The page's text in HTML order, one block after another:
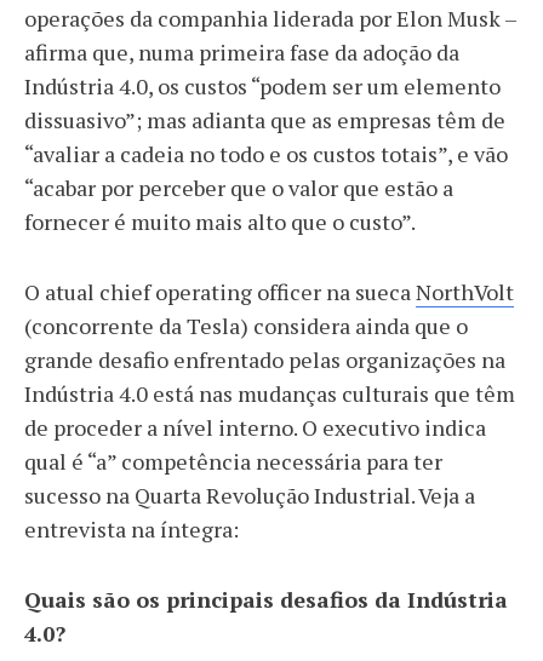
operações da companhia liderada por Elon Musk –
afirma que, numa primeira fase da adoção da
Indústria 4.0, os custos “podem ser um elemento
dissuasivo”; mas adianta que as empresas têm de
“avaliar a cadeia no todo e os custos totais”, e vão
“acabar por perceber que o valor que estão a
fornecer é muito mais alto que o custo”.
O atual chief operating officer na sueca NorthVolt
(concorrente da Tesla) considera ainda que o
grande desafio enfrentado pelas organizações na
Indústria 4.0 está nas mudanças culturais que têm
de proceder a nível interno. O executivo indica
qual é “a” competência necessária para ter
sucesso na Quarta Revolução Industrial. Veja a
entrevista na íntegra:
Quais são os principais desafios da Indústria
4.0?